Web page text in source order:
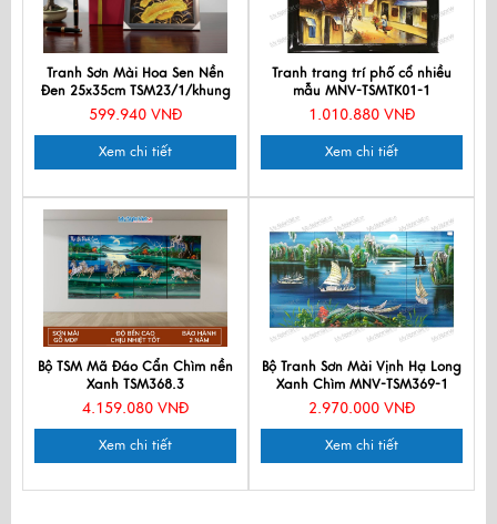
Tranh Sơn Mài Hoa Sen Nền
Đen 25x35cm TSM23/1/khung
599.940 VNĐ
Xem chi tiết
Tranh trang trí phố cổ nhiều
mẫu MNV-TSMTK01-1
1.010.880 VNĐ
Xem chi tiết
Bộ TSM Mã Đáo Cẩn Chìm nền
Xanh TSM368.3
4.159.080 VNĐ
Xem chi tiết
Bộ Tranh Sơn Mài Vịnh Hạ Long
Xanh Chìm MNV-TSM369-1
2.970.000 VNĐ
Xem chi tiết